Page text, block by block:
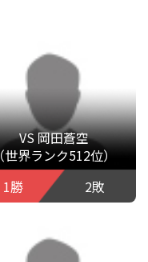
VS 岡田蒼空
世界ランク512位）
1勝
2敗